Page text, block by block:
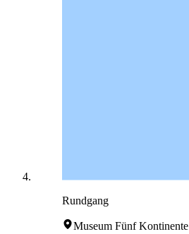
Rundgang
Museum Fünf Kontinente